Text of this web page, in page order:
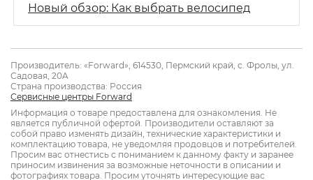
Новый обзор: Как выбрать велосипед
Производитель: «Forward», 614530, Пермский край, с. Фролы, ул.
Садовая, 20A
Страна производства: Россия
Сервисные центры Forward
Информация о товаре предоставлена для ознакомления. Не
является публичной офертой. Производители оставляют за
собой право изменять дизайн, технические характеристики и
комплектацию товара, не уведомляя продовцов и потребителей.
Просим вас отнестись с пониманием к данному факту и заранее
приносим извинения за возможные неточности в описании и
фотографиях товара. Просим уточнять интересующие вас